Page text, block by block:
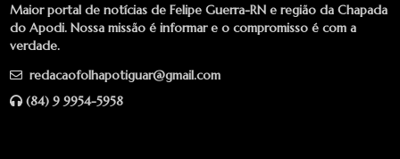
Maior portal de notícias de Felipe Guerra-RN e região da Chapada
do Apodi. Nossa missão é informar e o compromisso é com a
verdade.
redacaofolhapotiguar@gmail.com
(84) 9 9954-5958